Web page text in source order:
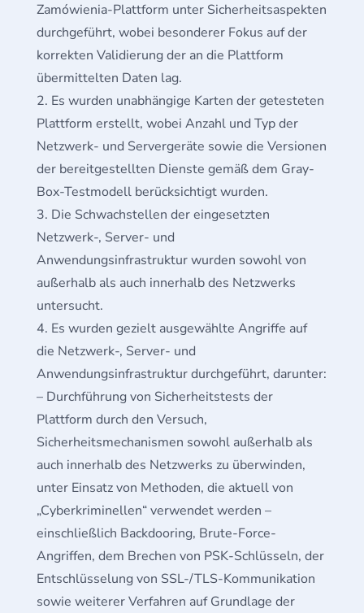
Zamówienia-Plattform unter Sicherheitsaspekten
durchgeführt, wobei besonderer Fokus auf der
korrekten Validierung der an die Plattform
übermittelten Daten lag.
Es wurden unabhängige Karten der getesteten
Plattform erstellt, wobei Anzahl und Typ der
Netzwerk- und Servergeräte sowie die Versionen
der bereitgestellten Dienste gemäß dem Gray-
Box-Testmodell berücksichtigt wurden.
Die Schwachstellen der eingesetzten
Netzwerk-, Server- und
Anwendungsinfrastruktur wurden sowohl von
außerhalb als auch innerhalb des Netzwerks
untersucht.
Es wurden gezielt ausgewählte Angriffe auf
die Netzwerk-, Server- und
Anwendungsinfrastruktur durchgeführt, darunter:
– Durchführung von Sicherheitstests der
Plattform durch den Versuch,
Sicherheitsmechanismen sowohl außerhalb als
auch innerhalb des Netzwerks zu überwinden,
unter Einsatz von Methoden, die aktuell von
„Cyberkriminellen“ verwendet werden –
einschließlich Backdooring, Brute-Force-
Angriffen, dem Brechen von PSK-Schlüsseln, der
Entschlüsselung von SSL-/TLS-Kommunikation
sowie weiterer Verfahren auf Grundlage der